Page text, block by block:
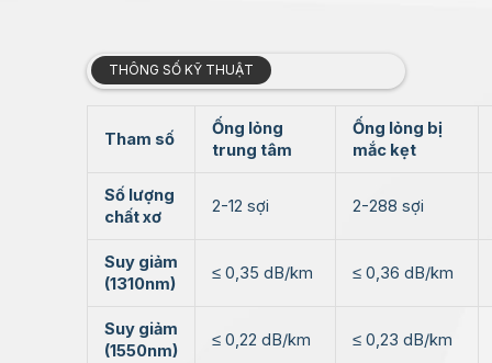
THÔNG SỐ KỸ THUẬT
Tham số
Ống lỏng
trung tâm
Ống lỏng bị
mắc kẹt
Số lượng
chất xơ
2-12 sợi 2-288 sợi
Suy giảm
(1310nm)
≤ 0,35 dB/km ≤ 0,36 dB/km
Suy giảm
(1550nm)
≤ 0,22 dB/km ≤ 0,23 dB/km